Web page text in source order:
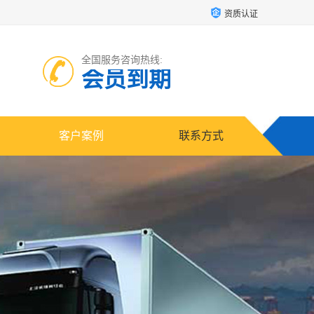
资质认证
全国服务咨询热线:
会员到期
客户案例 联系方式